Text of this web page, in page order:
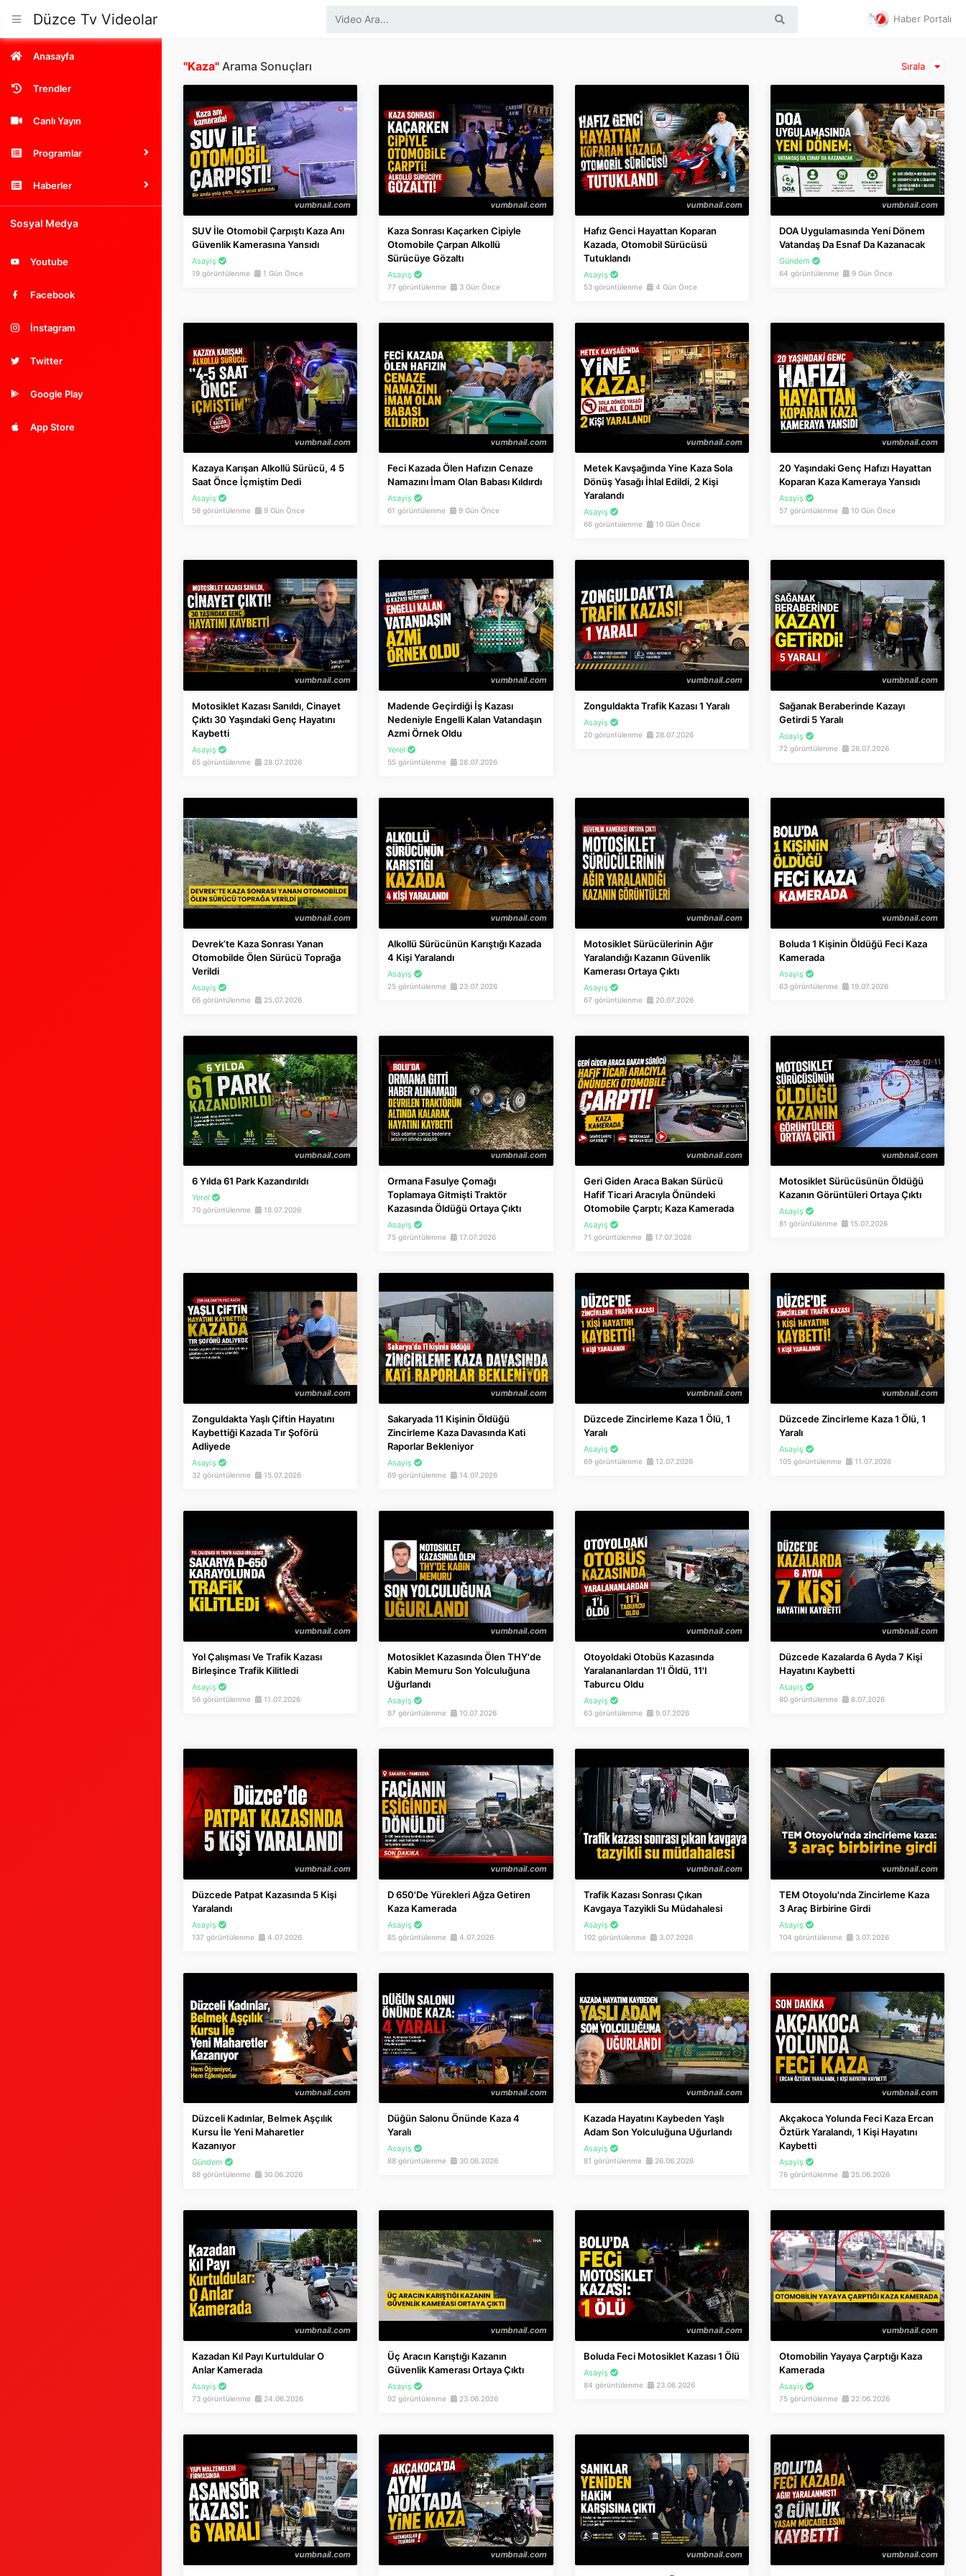
Düzce Tv Videolar Haber Portalı
Anasayfa
Trendler
Canlı Yayın
Programlar
Haberler
Sosyal Medya
Youtube
Facebook
İnstagram
Twitter
Google Play
App Store
Sırala
"Kaza" Arama Sonuçları
SUV İle Otomobil Çarpıştı Kaza Anı
Güvenlik Kamerasına Yansıdı
Asayiş
19 görüntülenme 1 Gün Önce
Kaza Sonrası Kaçarken Cipiyle
Otomobile Çarpan Alkollü
Sürücüye Gözaltı
Asayiş
77 görüntülenme 3 Gün Önce
Hafız Genci Hayattan Koparan
Kazada, Otomobil Sürücüsü
Tutuklandı
Asayiş
53 görüntülenme 4 Gün Önce
DOA Uygulamasında Yeni Dönem
Vatandaş Da Esnaf Da Kazanacak
Gündem
64 görüntülenme 9 Gün Önce
Kazaya Karışan Alkollü Sürücü, 4 5
Saat Önce İçmiştim Dedi
Asayiş
58 görüntülenme 9 Gün Önce
Feci Kazada Ölen Hafızın Cenaze
Namazını İmam Olan Babası Kıldırdı
Asayiş
61 görüntülenme 9 Gün Önce
Metek Kavşağında Yine Kaza Sola
Dönüş Yasağı İhlal Edildi, 2 Kişi
Yaralandı
Asayiş
66 görüntülenme 10 Gün Önce
20 Yaşındaki Genç Hafızı Hayattan
Koparan Kaza Kameraya Yansıdı
Asayiş
57 görüntülenme 10 Gün Önce
Motosiklet Kazası Sanıldı, Cinayet
Çıktı 30 Yaşındaki Genç Hayatını
Kaybetti
Asayiş
65 görüntülenme 28.07.2026
Madende Geçirdiği İş Kazası
Nedeniyle Engelli Kalan Vatandaşın
Azmi Örnek Oldu
Yerel
55 görüntülenme 28.07.2026
Zonguldakta Trafik Kazası 1 Yaralı
Asayiş
20 görüntülenme 28.07.2026
Sağanak Beraberinde Kazayı
Getirdi 5 Yaralı
Asayiş
72 görüntülenme 26.07.2026
Devrek’te Kaza Sonrası Yanan
Otomobilde Ölen Sürücü Toprağa
Verildi
Asayiş
66 görüntülenme 25.07.2026
Alkollü Sürücünün Karıştığı Kazada
4 Kişi Yaralandı
Asayiş
25 görüntülenme 23.07.2026
Motosiklet Sürücülerinin Ağır
Yaralandığı Kazanın Güvenlik
Kamerası Ortaya Çıktı
Asayiş
67 görüntülenme 20.07.2026
Boluda 1 Kişinin Öldüğü Feci Kaza
Kamerada
Asayiş
63 görüntülenme 19.07.2026
6 Yılda 61 Park Kazandırıldı
Yerel
70 görüntülenme 18.07.2026
Ormana Fasulye Çomağı
Toplamaya Gitmişti Traktör
Kazasında Öldüğü Ortaya Çıktı
Asayiş
75 görüntülenme 17.07.2026
Geri Giden Araca Bakan Sürücü
Hafif Ticari Aracıyla Önündeki
Otomobile Çarptı; Kaza Kamerada
Asayiş
71 görüntülenme 17.07.2026
Motosiklet Sürücüsünün Öldüğü
Kazanın Görüntüleri Ortaya Çıktı
Asayiş
81 görüntülenme 15.07.2026
Zonguldakta Yaşlı Çiftin Hayatını
Kaybettiği Kazada Tır Şoförü
Adliyede
Asayiş
32 görüntülenme 15.07.2026
Sakaryada 11 Kişinin Öldüğü
Zincirleme Kaza Davasında Kati
Raporlar Bekleniyor
Asayiş
69 görüntülenme 14.07.2026
Düzcede Zincirleme Kaza 1 Ölü, 1
Yaralı
Asayiş
69 görüntülenme 12.07.2026
Düzcede Zincirleme Kaza 1 Ölü, 1
Yaralı
Asayiş
105 görüntülenme 11.07.2026
Yol Çalışması Ve Trafik Kazası
Birleşince Trafik Kilitledi
Asayiş
56 görüntülenme 11.07.2026
Motosiklet Kazasında Ölen THY'de
Kabin Memuru Son Yolculuğuna
Uğurlandı
Asayiş
87 görüntülenme 10.07.2026
Otoyoldaki Otobüs Kazasında
Yaralananlardan 1'i Öldü, 11'i
Taburcu Oldu
Asayiş
63 görüntülenme 9.07.2026
Düzcede Kazalarda 6 Ayda 7 Kişi
Hayatını Kaybetti
Asayiş
80 görüntülenme 8.07.2026
Düzcede Patpat Kazasında 5 Kişi
Yaralandı
Asayiş
137 görüntülenme 4.07.2026
D 650'de Yürekleri Ağza Getiren
Kaza Kamerada
Asayiş
85 görüntülenme 4.07.2026
Trafik Kazası Sonrası Çıkan
Kavgaya Tazyikli Su Müdahalesi
Asayiş
102 görüntülenme 3.07.2026
TEM Otoyolu'nda Zincirleme Kaza
3 Araç Birbirine Girdi
Asayiş
104 görüntülenme 3.07.2026
Düzceli Kadınlar, Belmek Aşçılık
Kursu İle Yeni Maharetler
Kazanıyor
Gündem
88 görüntülenme 30.06.2026
Düğün Salonu Önünde Kaza 4
Yaralı
Asayiş
88 görüntülenme 30.06.2026
Kazada Hayatını Kaybeden Yaşlı
Adam Son Yolculuğuna Uğurlandı
Asayiş
81 görüntülenme 26.06.2026
Akçakoca Yolunda Feci Kaza Ercan
Öztürk Yaralandı, 1 Kişi Hayatını
Kaybetti
Asayiş
76 görüntülenme 25.06.2026
Kazadan Kıl Payı Kurtuldular O
Anlar Kamerada
Asayiş
73 görüntülenme 24.06.2026
Üç Aracın Karıştığı Kazanın
Güvenlik Kamerası Ortaya Çıktı
Asayiş
92 görüntülenme 23.06.2026
Boluda Feci Motosiklet Kazası 1 Ölü
Asayiş
84 görüntülenme 23.06.2026
Otomobilin Yayaya Çarptığı Kaza
Kamerada
Asayiş
75 görüntülenme 22.06.2026